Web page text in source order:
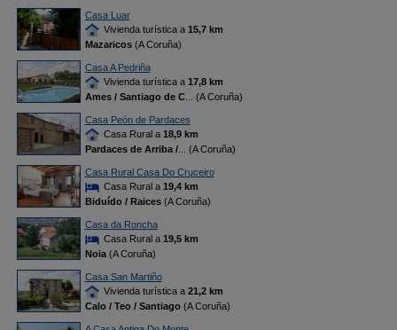
Casa Luar
Vivienda turística a 15,7 km
Mazaricos(A Coruña)
Casa A Pedriña
Vivienda turística a 17,8 km
Ames / Santiago de C... (A Coruña)
Casa Peón de Pardaces
Casa Rural a 18,9 km
Pardaces de Arriba /... (A Coruña)
Casa Rural Casa Do Cruceiro
Casa Rural a 19,4 km
Biduído / Raices(A Coruña)
Casa da Roncha
Casa Rural a 19,5 km
Noia(A Coruña)
Casa San Martiño
Vivienda turística a 21,2 km
Calo / Teo / Santiago(A Coruña)